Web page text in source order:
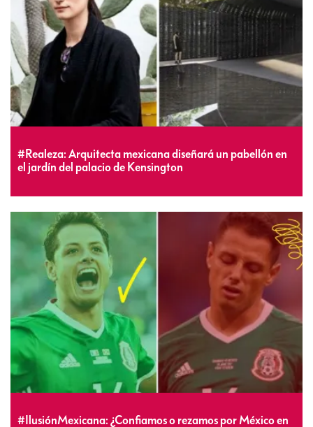
#Realeza: Arquitecta mexicana diseñará un pabellón en
el jardín del palacio de Kensington
#IlusiónMexicana: ¿Confiamos o rezamos por México en